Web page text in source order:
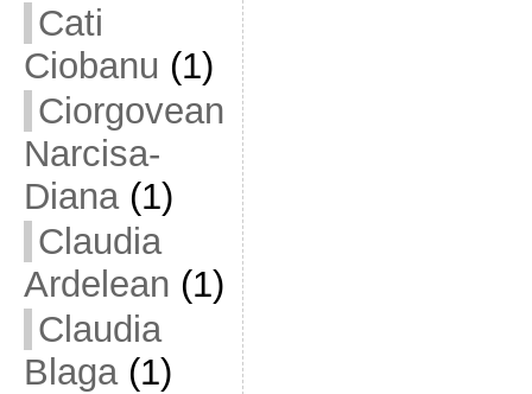
Cati
Ciobanu (1)
Ciorgovean
Narcisa-
Diana(1)
Claudia
Ardelean (1)
Claudia
Blaga(1)